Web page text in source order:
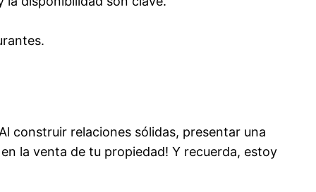
construir relaciones sólidas, presentar una
la venta de tu propiedad! Y recuerda, estoy